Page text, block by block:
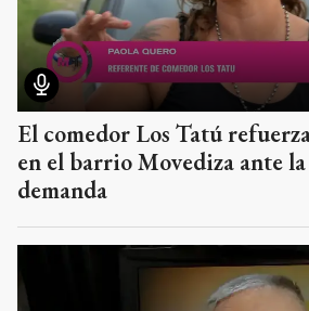
El comedor Los Tatú
en el barrio Movediza ante
demanda